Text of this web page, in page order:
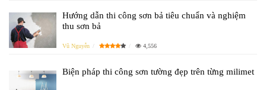
Hướng dẫn thi công sơn bả tiêu chuẩn và nghiệm
thu sơn bả
Vũ Nguyễn 4,556
Biện pháp thi công sơn tường đẹp trên từng milimet